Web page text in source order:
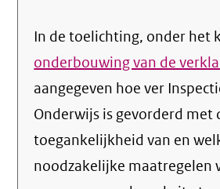
In de toelichting, onder het
onderbouwing van de
aangegeven hoe ver
Onderwijs is gevorderd met
toegankelijkheid van en
noodzakelijke maatregelen